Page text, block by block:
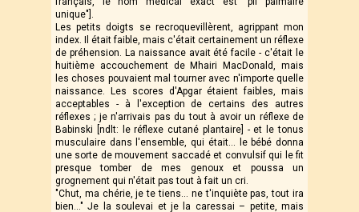
unique"].
Les petits doigts se recroquevillèrent, agrippant mon
index. Il était faible, mais c'était certainement un réflexe
de préhension. La naissance avait été facile - c'était le
huitième accouchement de Mhairi MacDonald, mais
les choses pouvaient mal tourner avec n'importe quelle
naissance. Les scores d'Apgar étaient faibles, mais
acceptables - à l'exception de certains des autres
réflexes ; je n'arrivais pas du tout à avoir un réflexe de
Babinski [ndlt: le réflexe cutané plantaire] - et le tonus
musculaire dans l'ensemble, qui était... le bébé donna
une sorte de mouvement saccadé et convulsif qui le fit
presque tomber de mes genoux et poussa un
grognement qui n'était pas tout à fait un cri.
"Chut, ma chérie, je te tiens… ne t'inquiète pas, tout ira
bien…" Je la soulevai et je la caressai – petite, mais